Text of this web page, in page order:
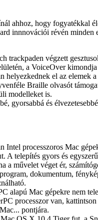
ahhoz, hogy fogyatékkal
innnovációi révén minden
trackpaden végzett
a VoiceOver
helyezkednek el az elemek
Braille olvasót
modelleket is.
gyorsabbá és
processzoros Mac
telepítés gyors és
a művelet véget ér,
dokumentum,
alapú Mac gépekre nem
processzor van,
pontjára.